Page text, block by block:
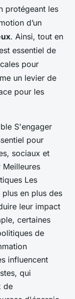
protégeant les
d’un
. Ainsi, tout en
essentiel de
pour
un levier de
pour les
S'engager
pour
sociaux et
Les
en plus des
leur impact
certaines
de
influencent
qui
de